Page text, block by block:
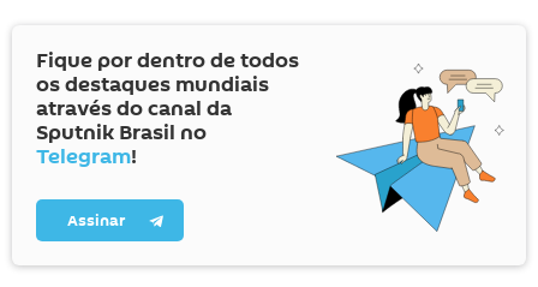
Fique por dentro de todos
os destaques mundiais
através do canal da
Sputnik Brasil no
Telegram!
Assinar